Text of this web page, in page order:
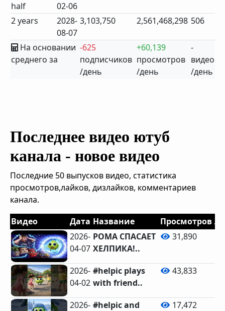
half
02-06
2 years
2028-
08-07
3,103,750 2,561,468,298 506
На основании
среднего за
-625
подписчиков
/день
+60,139
просмотров
/день
-
видео
/день
Последнее видео ютуб
канала - новое видео
Последние 50 выпусков видео, статистика
просмотров,лайков, дизлайков, комментариев
канала.
Видео
Дата Название Просмотров
2026-
04-07
РОМА СПАСАЕТ
ХЕЛПИКА!..
31,890
2026-
04-02
#helpic plays
with friend..
43,833
2026- #helpic and
17,472